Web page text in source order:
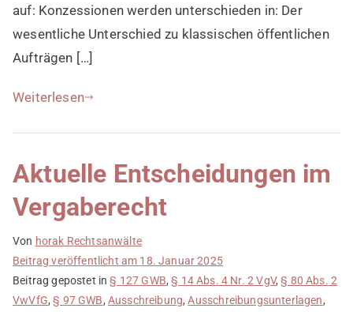
auf: Konzessionen werden unterschieden in: Der
wesentliche Unterschied zu klassischen öffentlichen
Aufträgen […]
Weiterlesen
Aktuelle Entscheidungen im
Vergaberecht
Von horak Rechtsanwälte
Beitrag veröffentlicht am 18. Januar 2025
Beitrag gepostet in§ 127 GWB,§ 14 Abs. 4 Nr. 2 VgV,§ 80 Abs. 2
VwVfG,§ 97 GWB, Ausschreibung,Ausschreibungsunterlagen,